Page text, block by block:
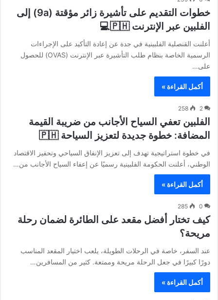
خطوات التقديم على تأشيرة زائر مؤقتة (9a) إلى
الفلبين عبر الإنترنت 🇵🇭💻
أعلنت القنصلية الفلبينية في جدة عن إعادة التأكيد على الإجراءات
الرسمية الخاصة بنظام طلب التأشيرة عبر الإنترنت (OVAS) للحصول
على…
أكمل القراءة »
2
258
الفلبين تعفي السياح الأجانب من ضريبة القيمة
المضافة: خطوة جديدة لتعزيز السياحة 🇵🇭
في خطوة استراتيجية تهدف إلى تعزيز الإنفاق السياحي وتحفيز الاقتصاد
الوطني، أعلنت الحكومة الفلبينية رسميًا عن إعفاء السياح الأجانب من…
أكمل القراءة »
0
285
كيف تختار أفضل مقعد على الطائرة لضمان رحلة
مريحة؟
عند السفر، خاصة في الرحلات الطويلة، يلعب اختيار المقعد المناسب
دورًا كبيرًا في جعل الرحلة مريحة وممتعة. كثير من المسافرين…
أكمل القراءة »